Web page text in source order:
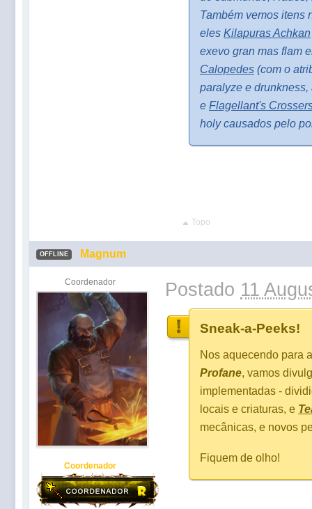
Também vemos itens
eles Kilapuras Achkan
exevo gran mas flam
Calopedes (com o
paralyze e
e Flagellant's
holy causados pelo
Topo
OFFLINE Magnum
Coordenador
Coordenador
Postado 11
Sneak-a-Peeks!
Nos aquecendo para
Profane, vamos
implementadas -
locais e criaturas, e
mecânicas, e novos
Fiquem de olho!